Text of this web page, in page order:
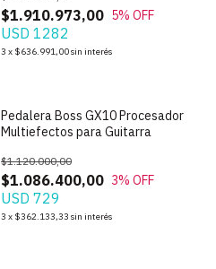
$1.910.973,00 5% OFF
USD 1282
3 x $636.991,00sin interés
Pedalera Boss GX10 Procesador
Multiefectos para Guitarra
$1.086.400,00
$1.120.000,00
3% OFF
USD 729
3 x $362.133,33 sin interés